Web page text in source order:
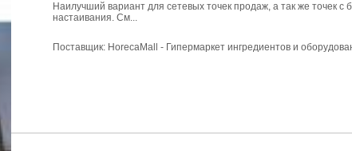
Наилучший вариант для сетевых точек продаж, а так же точек
настаивания. См...
Поставщик: HorecaMall - Гипермаркет ингредиентов и